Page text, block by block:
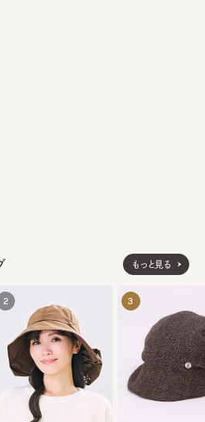
matsubara氏によって2015年に設
を卒業後『心躍る帽子』をテーマに、
！と思えるような帽子作りに励む。
もっと見る
2 3